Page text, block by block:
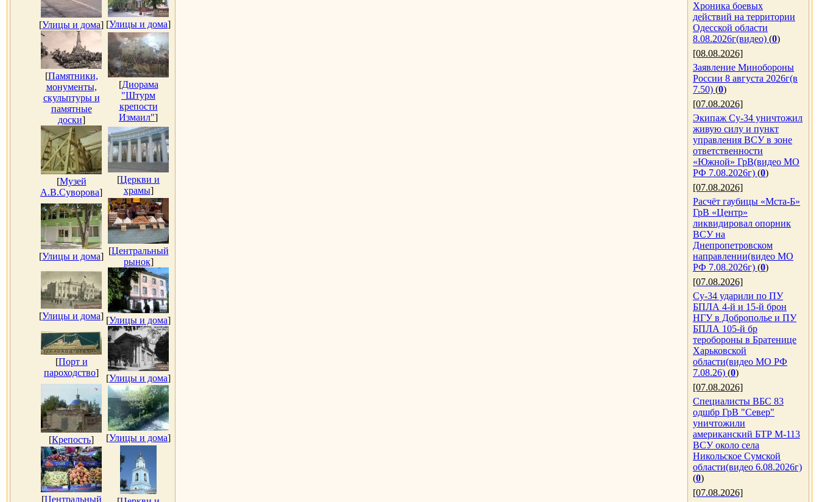
[Улицы и дома] [Улицы и дома]
[Памятники,
монументы,
скульптуры и
памятные
доски]
[Диорама
"Штурм
крепости
Измаил"]
[Музей
А.В.Суворова]
[Церкви и
храмы]
[Улицы и дома]
[Центральный
рынок]
[Улицы и дома] [Улицы и дома]
[Порт и
пароходство]
[Улицы и дома]
[Крепость] [Улицы и дома]
[Центральный
Хроника боевых
действий на территории
Одесской области
8.08.2026г(видео) (0)
[08.08.2026]
Заявление Минобороны
России 8 августа 2026г(в
7.50) (0)
[07.08.2026]
Экипаж Су-34 уничтожил
живую силу и пункт
управления ВСУ в зоне
ответственности
«Южной» ГрВ(видео МО
РФ 7.08.2026г) (0)
[07.08.2026]
Расчёт гаубицы «Мста-Б»
ГрВ «Центр»
ликвидировал опорник
ВСУ на
Днепропетровском
направлении(видео МО
РФ 7.08.2026г) (0)
[07.08.2026]
Су-34 ударили по ПУ
БПЛА 4-й и 15-й брон
НГУ в Доброполье и ПУ
БПЛА 105-й бр
теробороны в Братенице
Харьковской
области(видео МО РФ
7.08.26) (0)
[07.08.2026]
Специалисты ВБС 83
одшбр ГрВ "Север"
уничтожили
американский БТР М-113
ВСУ около села
Никольское Сумской
области(видео 6.08.2026г)
(0)
[07.08.2026]